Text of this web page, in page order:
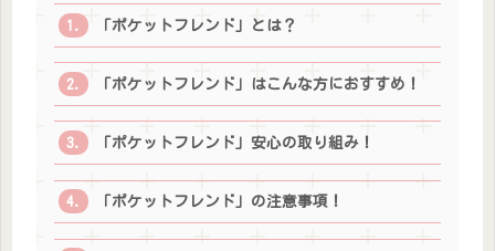
「ポケットフレンド」とは？
「ポケットフレンド」はこんな方におすすめ！
「ポケットフレンド」安心の取り組み！
「ポケットフレンド」の注意事項！